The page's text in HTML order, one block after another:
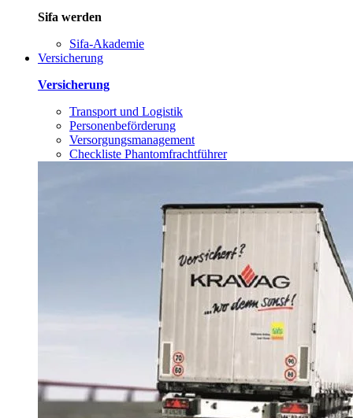
Sifa werden
Sifa-Akademie
Versicherung
Versicherung
Transport und Logistik
Personenbeförderung
Versorgungsmanagement
Checkliste Phantomfrachtführer